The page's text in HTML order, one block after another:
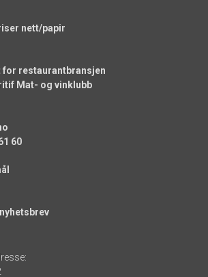
nett/papir
for restaurantbransjen
Mat- og vinklubb
60